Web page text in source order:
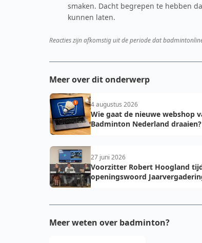
smaken. Dacht begrepen te hebben
kunnen laten.
Reacties zijn afkomstig uit de periode dat
Meer over dit onderwerp
4 augustus 2026
Wie gaat de nieuwe webshop
Badminton Nederland draaien?
27 juni 2026
Voorzitter Robert Hoogland
openingswoord
Meer weten over badminton?